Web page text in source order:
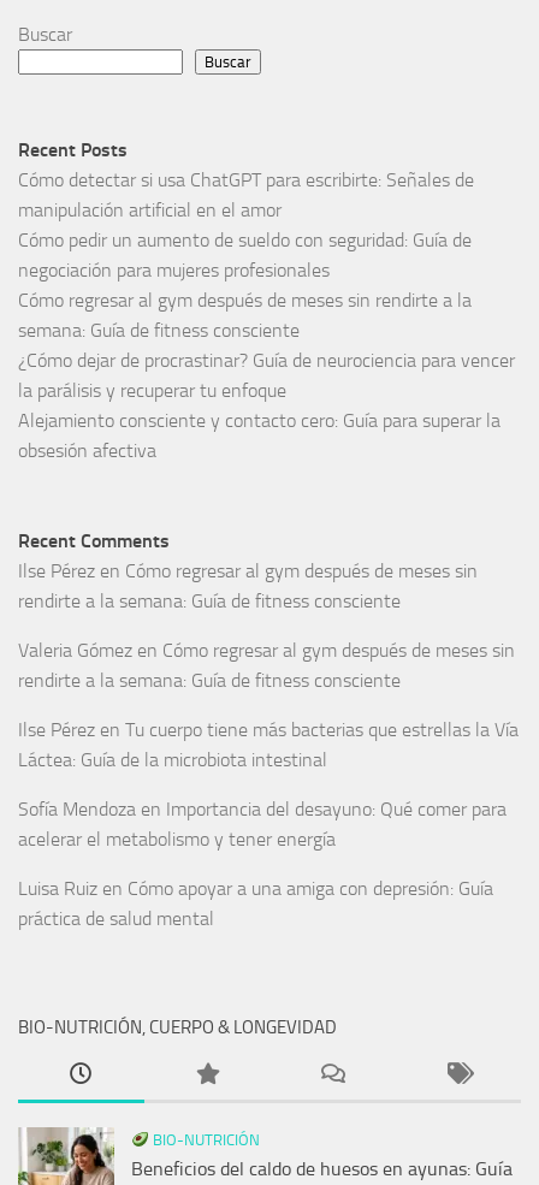
Buscar
Buscar
Recent Posts
Cómo detectar si usa ChatGPT para escribirte: Señales de
manipulación artificial en el amor
Cómo pedir un aumento de sueldo con seguridad: Guía de
negociación para mujeres profesionales
Cómo regresar al gym después de meses sin rendirte a la
semana: Guía de fitness consciente
¿Cómo dejar de procrastinar? Guía de neurociencia para vencer
la parálisis y recuperar tu enfoque
Alejamiento consciente y contacto cero: Guía para superar la
obsesión afectiva
Recent Comments
Ilse Pérez en Cómo regresar al gym después de meses sin
rendirte a la semana: Guía de fitness consciente
Valeria Gómez en Cómo regresar al gym después de meses sin
rendirte a la semana: Guía de fitness consciente
Ilse Pérez en Tu cuerpo tiene más bacterias que estrellas la Vía
Láctea: Guía de la microbiota intestinal
Sofía Mendoza en Importancia del desayuno: Qué comer para
acelerar el metabolismo y tener energía
Luisa Ruiz en Cómo apoyar a una amiga con depresión: Guía
práctica de salud mental
BIO-NUTRICIÓN, CUERPO & LONGEVIDAD
BIO-NUTRICIÓN
Beneficios del caldo de huesos en ayunas: Guía